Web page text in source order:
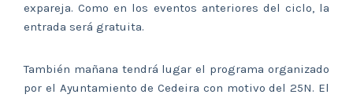
expareja. Como en los eventos anteriores del ciclo, la
entrada será gratuita.
También mañana tendrá lugar el programa organizado
por el Ayuntamiento de Cedeira con motivo del 25N. El